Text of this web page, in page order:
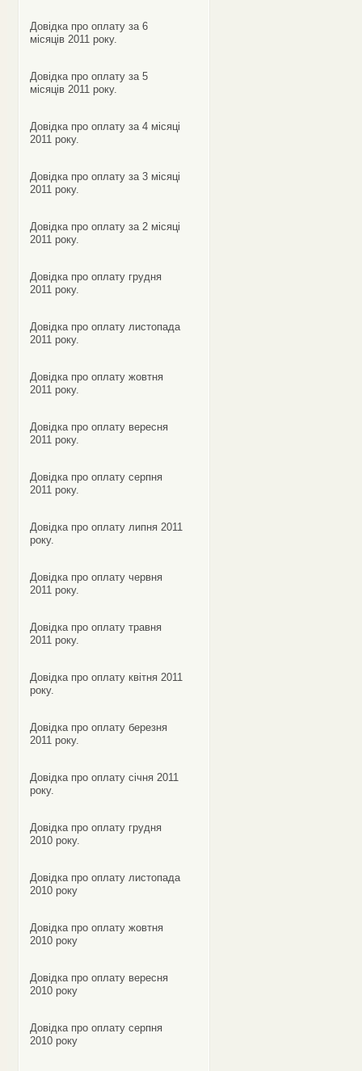
Довідка про оплату за 6
місяців 2011 року.
Довідка про оплату за 5
місяців 2011 року.
Довідка про оплату за 4 місяці
2011 року.
Довідка про оплату за 3 місяці
2011 року.
Довідка про оплату за 2 місяці
2011 року.
Довідка про оплату грудня
2011 року.
Довідка про оплату листопада
2011 року.
Довідка про оплату жовтня
2011 року.
Довідка про оплату вересня
2011 року.
Довідка про оплату серпня
2011 року.
Довідка про оплату липня 2011
року.
Довідка про оплату червня
2011 року.
Довідка про оплату травня
2011 року.
Довідка про оплату квітня 2011
року.
Довідка про оплату березня
2011 року.
Довідка про оплату січня 2011
року.
Довідка про оплату грудня
2010 року.
Довідка про оплату листопада
2010 року
Довідка про оплату жовтня
2010 року
Довідка про оплату вересня
2010 року
Довідка про оплату серпня
2010 року